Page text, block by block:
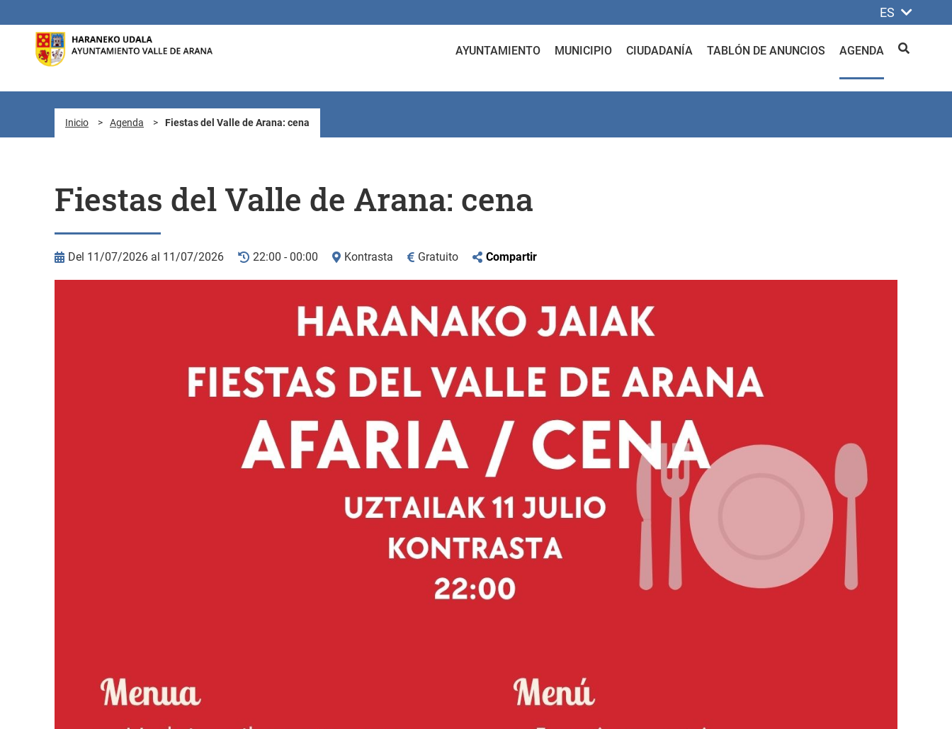
ES
AYUNTAMIENTO MUNICIPIO CIUDADANÍA TABLÓN DE ANUNCIOS AGENDA BUSCAR
Inicio > Agenda > Fiestas del Valle de Arana: cena
Fiestas del Valle de Arana: cena
Del 11/07/2026 al 11/07/2026 22:00 - 00:00 Kontrasta Gratuito Compartir